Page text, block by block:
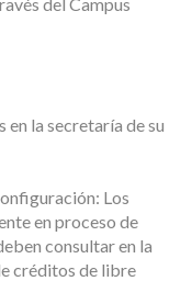
la secretaría de su
Los
en proceso de
consultar en la
créditos de libre